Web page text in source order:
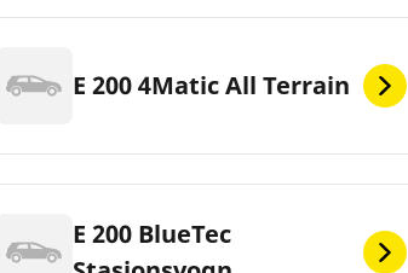
E 200 4Matic All Terrain
E 200 BlueTec